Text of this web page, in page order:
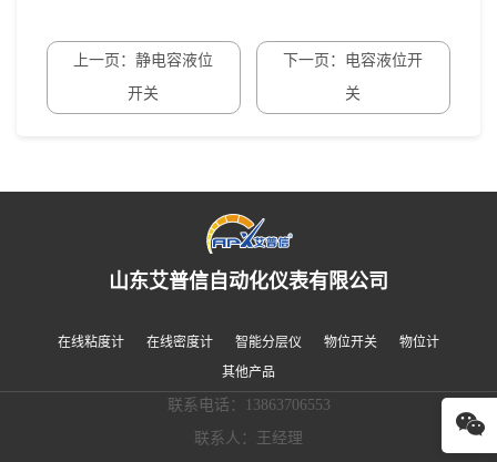
上一页：静电容液位
开关
下一页：电容液位开
关
山东艾普信自动化仪表有限公司
在线粘度计 在线密度计 智能分层仪 物位开关
物位计
其他产品
联系电话：13863706553
联系人：王经理